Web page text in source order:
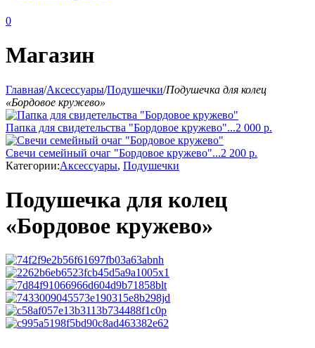
0
Магазин
Главная/Аксессуары/Подушечки/Подушечка для колец
«Бордовое кружево»
Папка для свидетельства "Бордовое кружево"...2 000 р.
Свечи семейный очаг "Бордовое кружево"...2 200 р.
Категории:Аксессуары, Подушечки
Подушечка для колец
«Бордовое кружево»